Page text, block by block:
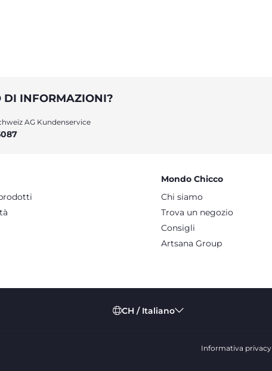
DI INFORMAZIONI?
AG Kundenservice
Mondo Chicco
Chi siamo
Trova un negozio
Consigli
Artsana Group
CH / Italiano
Informativa privacy